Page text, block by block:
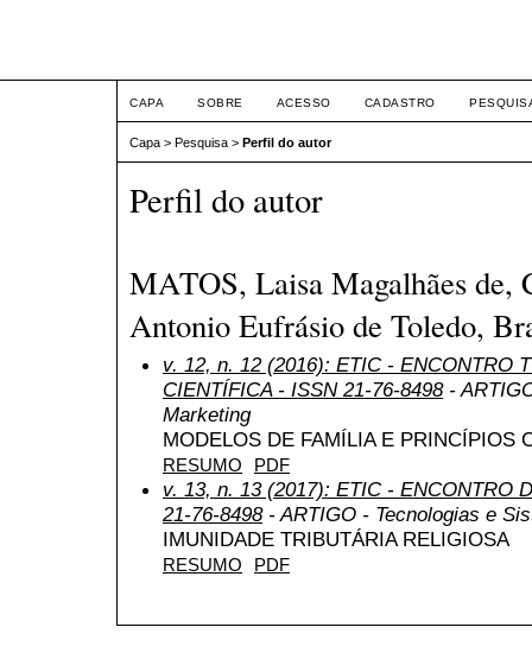
CAPA SOBRE ACESSO CADASTRO
Capa > Pesquisa > Perfil do autor
Perfil do autor
MATOS, Laisa Magalhães de,
Antonio Eufrásio de Toledo,
v. 12, n. 12 (2016): ETIC - ENCONTRO
CIENTÍFICA - ISSN 21-76-8498-
Marketing
MODELOS DE FAMÍLIA E PRINCÍPIOS
RESUMO PDF
v. 13, n. 13 (2017): ETIC - ENCONTRO
21-76-8498- ARTIGO - Tecnologias e
IMUNIDADE TRIBUTÁRIA RELIGIOSA
RESUMO PDF